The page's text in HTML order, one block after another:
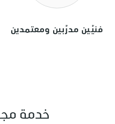
فنيّين مدرّبين ومعتمدين